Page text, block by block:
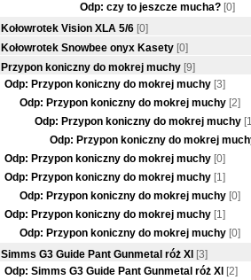
Odp: czy to jeszcze mucha? [0]
Kołowrotek Vision XLA 5/6 [0]
Kołowrotek Snowbee onyx Kasety [0]
Przypon koniczny do mokrej muchy [9]
Odp: Przypon koniczny do mokrej muchy [3]
Odp: Przypon koniczny do mokrej muchy [2]
Odp: Przypon koniczny do mokrej muchy
Odp: Przypon koniczny do mokrej
Odp: Przypon koniczny do mokrej muchy [0]
Odp: Przypon koniczny do mokrej muchy [1]
Odp: Przypon koniczny do mokrej muchy [0]
Odp: Przypon koniczny do mokrej muchy [1]
Odp: Przypon koniczny do mokrej muchy [0]
Simms G3 Guide Pant Gunmetal róż Xl [3]
Odp: Simms G3 Guide Pant Gunmetal róż Xl [2]